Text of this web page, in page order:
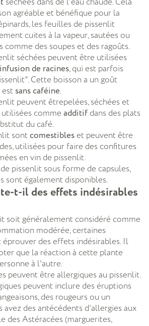
agréable et bénéfique pour la
les feuilles de pissenlit
cuites à la vapeur, sautées ou
comme des soupes et des ragoûts.
séchées peuvent être utilisées
infusion de racines, qui est parfois
Cette boisson a un goût
sans caféine.
peuvent êtrepelées, séchées et
comme additifdans des plats
du café.
sont comestibleset peuvent être
utilisées pour faire des confitures
en vin de pissenlit.
de pissenlit sous forme de capsules,
sont également disponibles.
t-il des effets indésirables
soit généralement considéré comme
modérée, certaines
éprouver des effets indésirables. Il
que la réaction à cette plante
à l'autre.
peuvent être allergiques au pissenlit.
peuvent inclure des éruptions
des rougeurs ou un
avez des antécédents d'allergies aux
des Astéracées (marguerites,